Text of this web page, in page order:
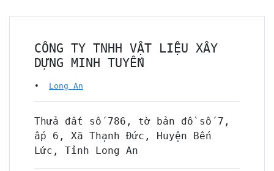
CÔNG TY TNHH VẬT LIỆU XÂY
DỰNG MINH TUYẾN
• Long An
Thửa đất số 786, tờ bản đồ số 7,
ấp 6, Xã Thạnh Đức, Huyện Bến
Lức, Tỉnh Long An